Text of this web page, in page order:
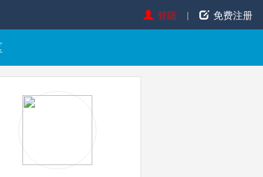
登陆 免费注册